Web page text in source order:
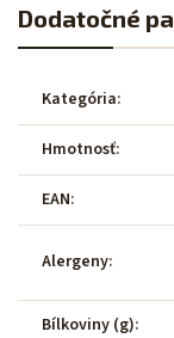
Dodatočné
Kategória:
Hmotnosť:
EAN:
Alergeny:
Bílkoviny (g):